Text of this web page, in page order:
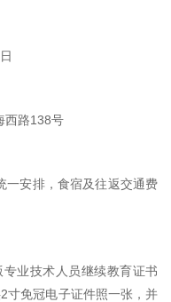
西路138号
一安排，食宿及往返交通费
业技术人员继续教育证书
寸免冠电子证件照一张，并